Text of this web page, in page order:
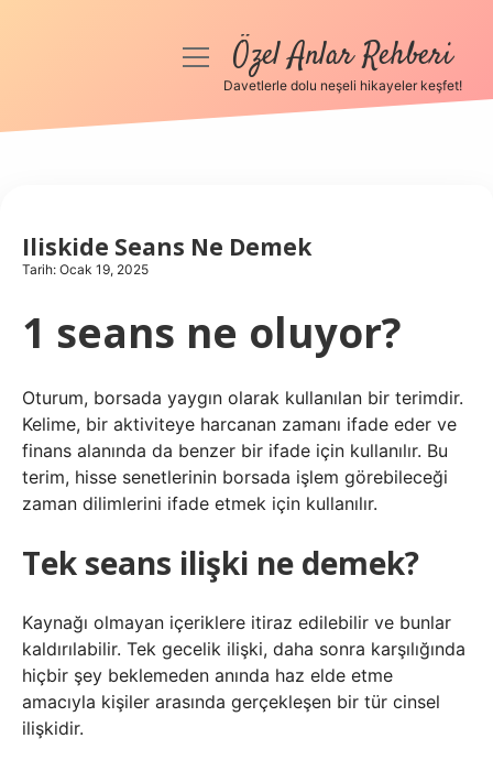
Anasayfa
Hakkımızda
menüyüÖzel Anlar Rehberi
Davetlerle dolu neşeli hikayeler keşfet!
Iliskide Seans Ne Demek
Tarih: Ocak 19, 2025
1 seans ne oluyor?
Oturum, borsada yaygın olarak kullanılan bir terimdir.
Kelime, bir aktiviteye harcanan zamanı ifade eder ve
finans alanında da benzer bir ifade için kullanılır. Bu
terim, hisse senetlerinin borsada işlem görebileceği
zaman dilimlerini ifade etmek için kullanılır.
Tek seans ilişki ne demek?
Kaynağı olmayan içeriklere itiraz edilebilir ve bunlar
kaldırılabilir. Tek gecelik ilişki, daha sonra karşılığında
hiçbir şey beklemeden anında haz elde etme
amacıyla kişiler arasında gerçekleşen bir tür cinsel
ilişkidir.